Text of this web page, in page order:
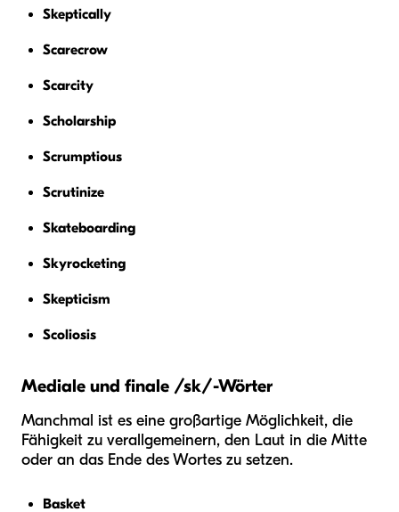
Skeptically
Scarecrow
Scarcity
Scholarship
Scrumptious
Scrutinize
Skateboarding
Skyrocketing
Skepticism
Scoliosis
Mediale und finale /sk/-Wörter
Manchmal ist es eine großartige Möglichkeit, die
Fähigkeit zu verallgemeinern, den Laut in die Mitte
oder an das Ende des Wortes zu setzen.
Basket